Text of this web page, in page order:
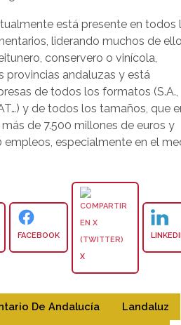
está presente en todos
liderando muchos de
conservero o vinícola,
provincias andaluzas y está
de todos los formatos (S.A.,
y de todos los tamaños, que
de 7.500 millones de euros y
empleos, especialmente en el
FACEBOOK
X
De Andalucía Landaluz